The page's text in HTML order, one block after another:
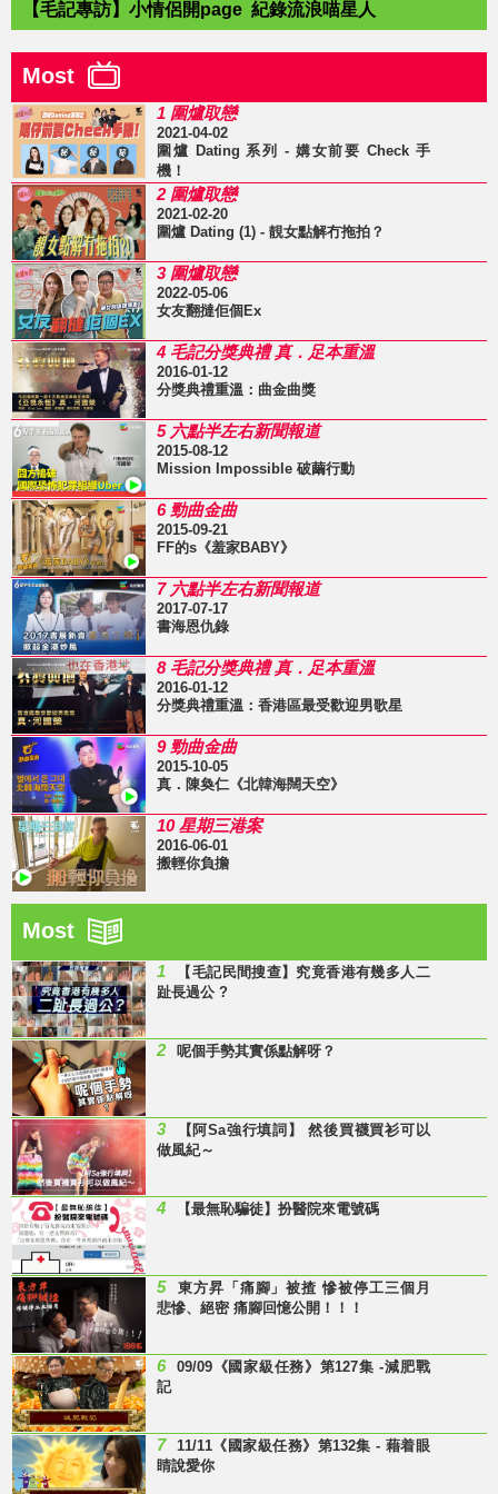
【毛記專訪】小情侶開page 紀錄流浪喵星人
Most
1 圍爐取戀
2021-04-02
圍爐 Dating 系列 - 媾女前要 Check 手
機！
2 圍爐取戀
2021-02-20
圍爐 Dating (1) - 靚女點解冇拖拍？
3 圍爐取戀
2022-05-06
女友翻撻佢個Ex
4 毛記分獎典禮 真．足本重溫
2016-01-12
分獎典禮重溫：曲金曲獎
5 六點半左右新聞報道
2015-08-12
Mission Impossible 破繭行動
6 勁曲金曲
2015-09-21
FF的s《羞家BABY》
7 六點半左右新聞報道
2017-07-17
書海恩仇錄
8 毛記分獎典禮 真．足本重溫
2016-01-12
分獎典禮重溫：香港區最受歡迎男歌星
9 勁曲金曲
2015-10-05
真．陳奐仁《北韓海闊天空》
10 星期三港案
2016-06-01
搬輕你負擔
Most
1
【毛記民間搜查】究竟香港有幾多人二
趾長過公 ?
2 呢個手勢其實係點解呀？
3
【阿Sa強行填詞】 然後買襪買衫可以
做風紀～
4 【最無恥騙徒】扮醫院來電號碼
5
東方昇「痛腳」被揸 慘被停工三個月
悲慘、絕密 痛腳回憶公開！！！
6
09/09《國家級任務》第127集 -減肥戰
記
7
11/11《國家級任務》第132集 - 藉着眼
睛說愛你